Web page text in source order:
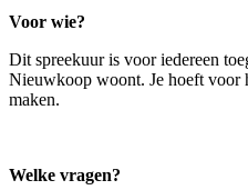
Voor wie?
Dit spreekuur is voor iedereen
Nieuwkoop woont. Je hoeft voor
maken.
Welke vragen?